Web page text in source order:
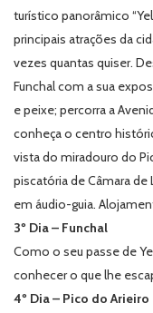
turístico panorâmico
principais atrações da
vezes quantas quiser.
Funchal com a sua
e peixe; percorra a
conheça o centro
vista do miradouro do
piscatória de Câmara
em áudio-guia.
3º Dia – Funchal
Como o seu passe de
conhecer o que lhe
4º Dia – Pico do Arieiro